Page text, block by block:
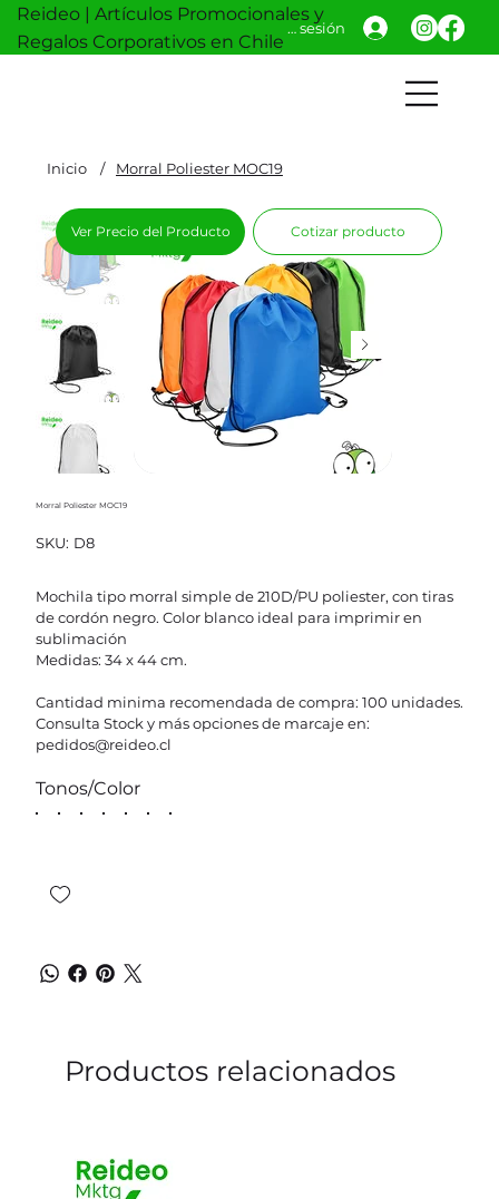
Reideo | Artículos Promocionales y
Regalos Corporativos en Chile
Iniciar sesión
Inicio / Morral Poliester MOC19
Morral Poliester MOC19
SKU: SKU
D8
D8
Mochila tipo morral simple de 210D/PU poliester, con tiras
de cordón negro. Color blanco ideal para imprimir en
sublimación
Medidas: 34 x 44 cm.
Cantidad minima recomendada de compra: 100 unidades.
Consulta Stock y más opciones de marcaje en:
pedidos@reideo.cl
Tonos/Color
Ver Precio del Producto Cotizar producto
Productos relacionados